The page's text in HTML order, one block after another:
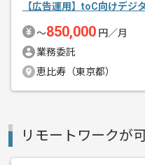
【広告運用】toC向けデジ
〜850,000 円／月
業務委託
恵比寿（東京都）
リモートワークが